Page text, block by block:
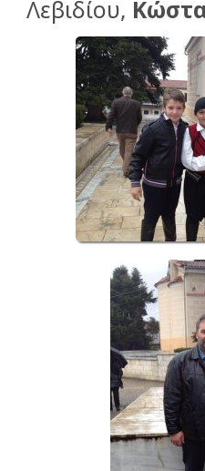
Λεβιδίου,